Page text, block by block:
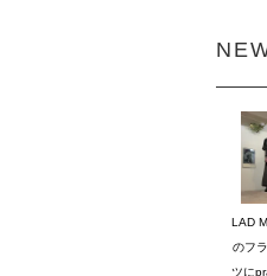
LAD
のフ
ツに